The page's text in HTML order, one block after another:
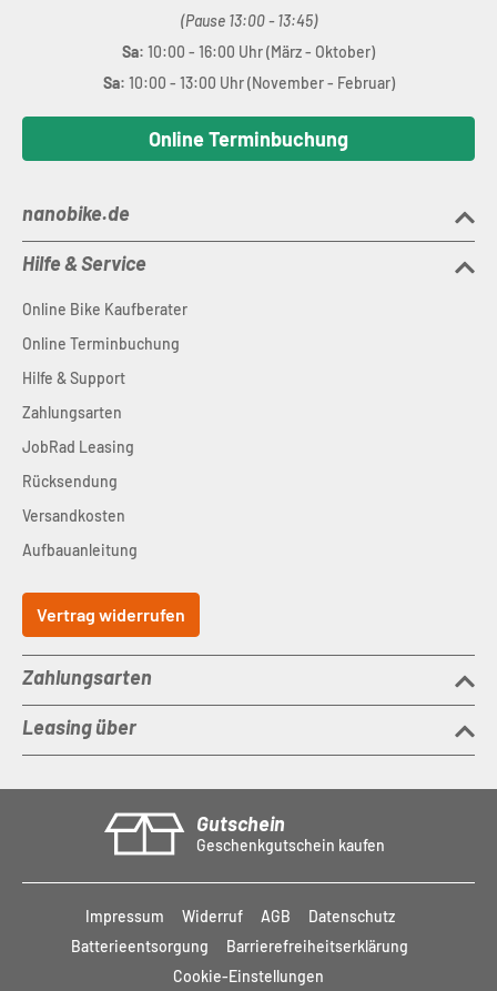
(Pause 13:00 - 13:45)
Sa: 10:00 - 16:00 Uhr (März - Oktober)
Sa: 10:00 - 13:00 Uhr (November - Februar)
Online Terminbuchung
nanobike.de
Hilfe & Service
Online Bike Kaufberater
Online Terminbuchung
Hilfe & Support
Zahlungsarten
JobRad Leasing
Rücksendung
Versandkosten
Aufbauanleitung
Vertrag widerrufen
Zahlungsarten
Leasing über
Gutschein
Geschenkgutschein kaufen
Impressum Widerruf AGB
Datenschutz
Batterieentsorgung
Barrierefreiheitserklärung
Cookie-Einstellungen